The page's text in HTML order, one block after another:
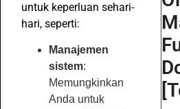
untuk keperluan sehari-
hari, seperti:
Manajemen
sistem:
Memungkinkan
Anda untuk